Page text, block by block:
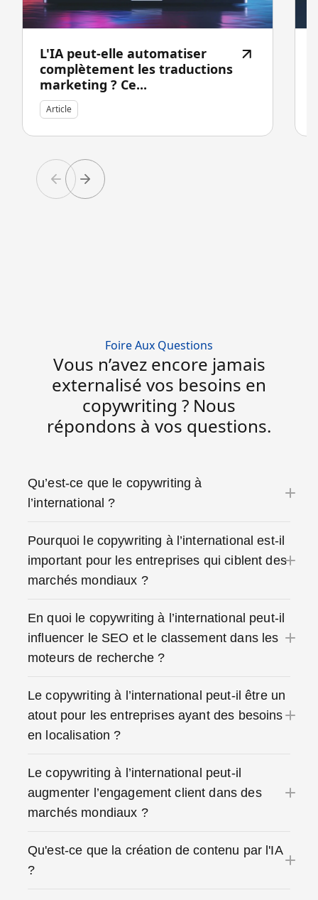
L'IA peut-elle automatiser
complètement les traductions
marketing ? Ce...
Article
Foire Aux Questions
Vous n’avez encore jamais
externalisé vos besoins en
copywriting ? Nous
répondons à vos questions.
Qu’est-ce que le copywriting à
l’international ?
Pourquoi le copywriting à l’international est-il
important pour les entreprises qui ciblent des
marchés mondiaux ?
En quoi le copywriting à l’international peut-il
influencer le SEO et le classement dans les
moteurs de recherche ?
Le copywriting à l’international peut-il être un
atout pour les entreprises ayant des besoins
en localisation ?
Le copywriting à l’international peut-il
augmenter l’engagement client dans des
marchés mondiaux ?
Qu'est-ce que la création de contenu par l'IA
?